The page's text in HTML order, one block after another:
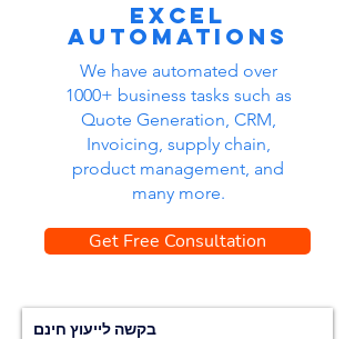
Excel
automations
We have automated over
1000+ business tasks such as
Quote Generation, CRM,
Invoicing, supply chain,
product management, and
many more.
Get Free Consultation
בקשה לייעוץ חינם